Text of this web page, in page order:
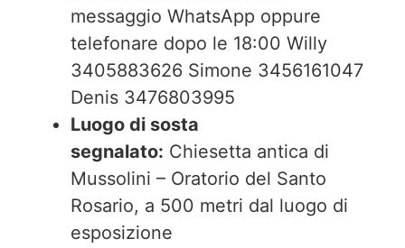
messaggio WhatsApp oppure
telefonare dopo le 18:00 Willy
3405883626 Simone 3456161047
Denis 3476803995
Luogo di sosta
segnalato: Chiesetta antica di
Mussolini – Oratorio del Santo
Rosario, a 500 metri dal luogo di
esposizione